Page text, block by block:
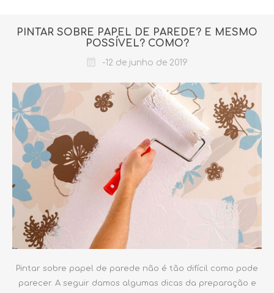
PINTAR SOBRE PAPEL DE PAREDE? É MESMO
POSSÍVEL? COMO?
-12 de junho de 2019
Pintar sobre papel de parede não é tão difícil como pode
parecer. A seguir damos algumas dicas da preparação e